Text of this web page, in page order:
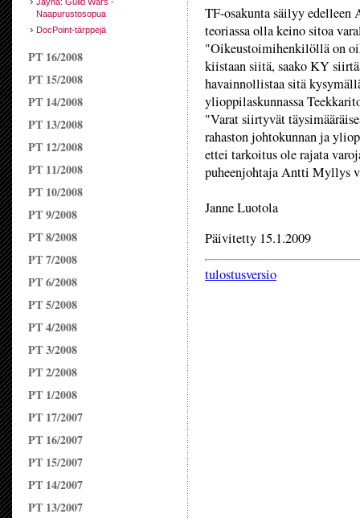
Naapurustosopua
DocPoint-tärppejä
PT 16/2008
PT 15/2008
PT 14/2008
PT 13/2008
PT 12/2008
PT 11/2008
PT 10/2008
PT 9/2008
PT 8/2008
PT 7/2008
PT 6/2008
PT 5/2008
PT 4/2008
PT 3/2008
PT 2/2008
PT 1/2008
PT 17/2007
PT 16/2007
PT 15/2007
PT 14/2007
PT 13/2007
TF-osakunta säilyy edelleen
teoriassa olla keino sitoa
"Oikeustoimihenkilöllä on
kiistaan siitä, saako KY
havainnollistaa sitä
ylioppilaskunnassa
"Varat siirtyvät
rahaston johtokunnan ja
ettei tarkoitus ole rajata
puheenjohtaja Antti Myllys
Janne Luotola
Päivitetty 15.1.2009
tulostusversio